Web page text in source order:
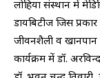
लोहिया संस्थान में
डायबिटीज जिस
जीवनशैली व खानपान
कार्यक्रम में डॉ.